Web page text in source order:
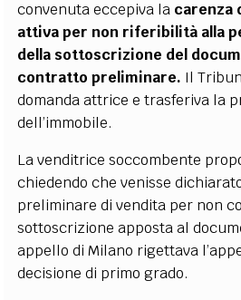
convenuta eccepiva la carenza
attiva per non riferibilità alla
della sottoscrizione del
contratto preliminare. Il
domanda attrice e trasferiva la
dell’immobile.
La venditrice soccombente
chiedendo che venisse
preliminare di vendita per non
sottoscrizione apposta al
appello di Milano rigettava
decisione di primo grado.